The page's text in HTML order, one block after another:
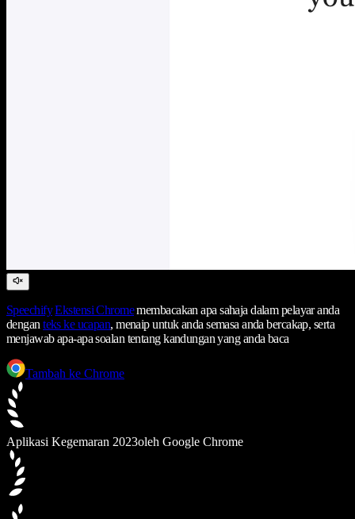
Speechify Ekstensi Chromemembacakan apa sahaja dalam pelayar anda
denganteks ke ucapan, menaip untuk anda semasa anda bercakap, serta
menjawab apa-apa soalan tentang kandungan yang anda baca
Tambah ke Chrome
Aplikasi Kegemaran 2023oleh Google Chrome